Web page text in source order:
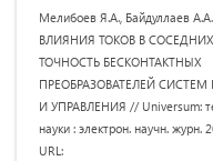
Мелибоев Я.А., Байдуллаев
ВЛИЯНИЯ ТОКОВ В
ТОЧНОСТЬ БЕСКОНТАКТНЫХ
ПРЕОБРАЗОВАТЕЛЕЙ СИСТЕМ
И УПРАВЛЕНИЯ // Universum:
науки : электрон. научн. журн.
URL: